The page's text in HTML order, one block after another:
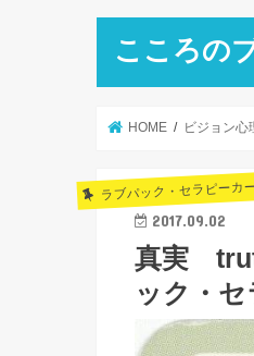
こころの
HOME ビジョン心
ラブパック・セラピーカ
2017.09.02
真実
ック・